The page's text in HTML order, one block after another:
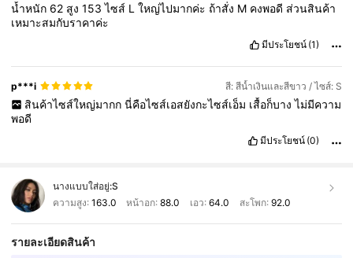
น้ำหนัก 62 สูง153ไซส์ Lใหญ่ไปมากค่ะ ถ้าสั่ง M คงพอดี ส่วนสินค้า
เหมาะสมกับราคาค่ะ
มีประโยชน์ (1)
p***i สี: สีน้ำเงินและสีขาว / ไซส์: S
สินค้าไซส์ใหญ่มากก นี่คือไซส์เอสยังกะไซส์เอ็ม เสื้อก็บางไม่มีความ
พอดี
มีประโยชน์ (0)
นางแบบใส่อยู่:S
ความสูง: 163.0 หน้าอก:88.0 เอว: 64.0 สะโพก: 92.0
รายละเอียดสินค้า